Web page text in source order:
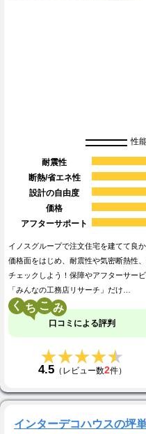
性
耐震性
断熱/省エネ性
設計の自由度
価格
アフターサポート
イノスグループで注文住宅を建てて良
価格面をはじめ、耐震性や気密断熱性
チェックしよう！保障やアフターサー
「みんなの工務店リサーチ」だけ…
く こ
口コミによる評判
★★★★★
★★★★★
4.5（レビュー数2件）
インターデコハウスの坪